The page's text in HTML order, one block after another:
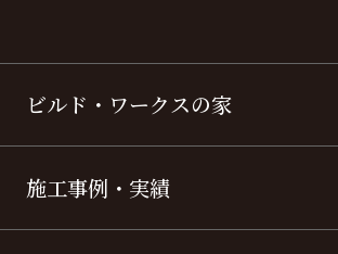
ビルド・ワークスの家
施工事例・実績